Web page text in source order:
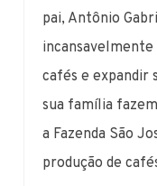
pai, Antônio
incansavelmente
cafés e expandir
sua família
a Fazenda São
produção de